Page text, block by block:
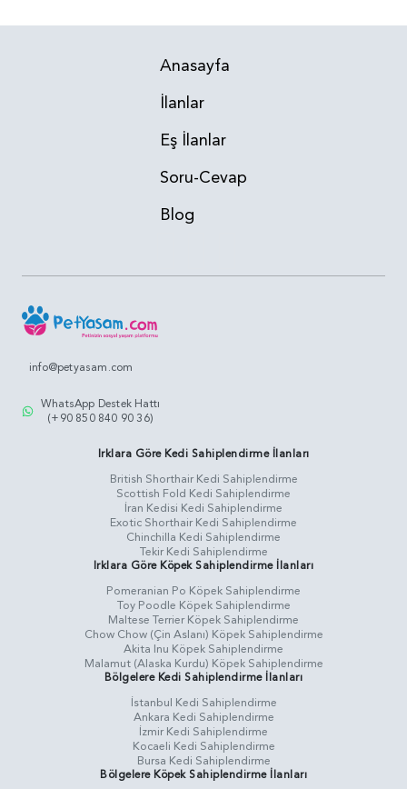
Anasayfa
İlanlar
Eş İlanlar
Soru-Cevap
Blog
info@petyasam.com
WhatsApp Destek Hattı
(+90 850 840 90 36)
Irklara Göre Kedi Sahiplendirme İlanları
British Shorthair Kedi Sahiplendirme
Scottish Fold Kedi Sahiplendirme
İran Kedisi Kedi Sahiplendirme
Exotic Shorthair Kedi Sahiplendirme
Chinchilla Kedi Sahiplendirme
Tekir Kedi Sahiplendirme
Irklara Göre Köpek Sahiplendirme İlanları
Pomeranian Po Köpek Sahiplendirme
Toy Poodle Köpek Sahiplendirme
Maltese Terrier Köpek Sahiplendirme
Chow Chow (Çin Aslanı) Köpek Sahiplendirme
Akita Inu Köpek Sahiplendirme
Malamut (Alaska Kurdu) Köpek Sahiplendirme
Bölgelere Kedi Sahiplendirme İlanları
İstanbul Kedi Sahiplendirme
Ankara Kedi Sahiplendirme
İzmir Kedi Sahiplendirme
Kocaeli Kedi Sahiplendirme
Bursa Kedi Sahiplendirme
Bölgelere Köpek Sahiplendirme İlanları